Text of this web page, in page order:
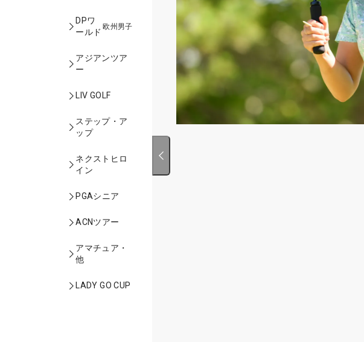
DPワ
ールド
欧州男子
アジアンツア
ー
LIV GOLF
ステップ・ア
ップ
ネクストヒロ
イン
PGAシニア
ACNツアー
アマチュア・
他
LADY GO CUP